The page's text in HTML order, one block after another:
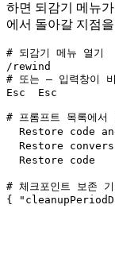
하면 되감기 메뉴
에서 돌아갈 지점
# 되감기 메뉴 열기
/rewind
# 또는 — 입력창이
Esc  Esc
# 프롬프트 목록에서
Restore code
Restore
Restore code
# 체크포인트 보
{